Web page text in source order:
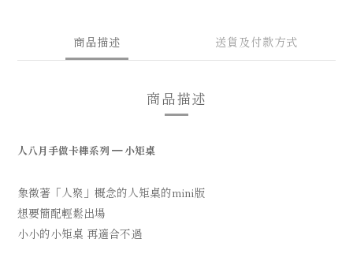
商品描述 送貨及付款方式
商品描述
人八月手做卡榫系列 ━小矩桌
象徵著「人聚」概念的人矩桌的mini版
想要簡配輕鬆出場
小小的小矩桌 再適合不過